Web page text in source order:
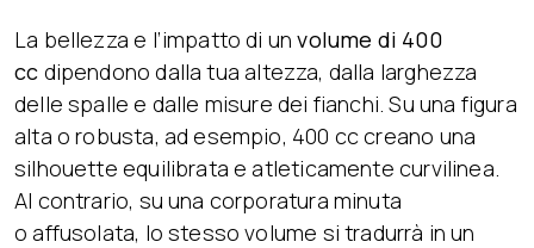
La bellezza e l’impatto di unvolume di 400
cc dipendono dalla tua altezza, dalla larghezza
delle spalle e dalle misure dei fianchi. Su una figura
alta o robusta, ad esempio, 400 cc creano una
silhouette equilibrata e atleticamente curvilinea.
Al contrario, su una corporatura minuta
o affusolata, lo stesso volume si tradurrà in un